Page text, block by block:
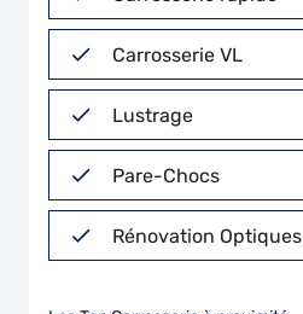
Carrosserie VL
Lustrage
Pare-Chocs
Rénovation Optiques